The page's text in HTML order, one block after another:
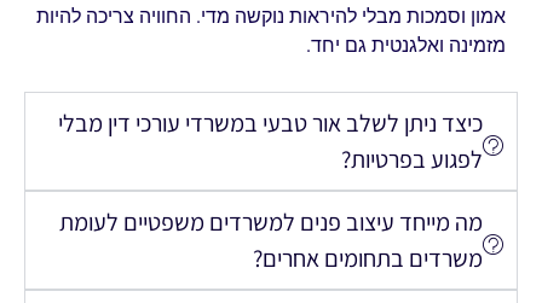
אמון וסמכות מבלי להיראות נוקשה מדי. החוויה צריכה להיות
מזמינה ואלגנטית גם יחד.
כיצד ניתן לשלב אור טבעי במשרדי עורכי דין מבלי
לפגוע בפרטיות?
מה מייחד עיצוב פנים למשרדים משפטיים לעומת
משרדים בתחומים אחרים?